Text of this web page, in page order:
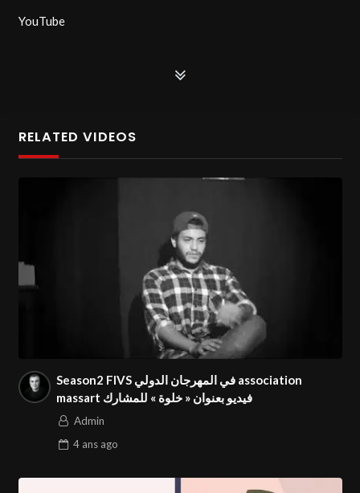
YouTube
RELATED VIDEOS
Season2 FIVS في المهرجان الدولي association
massart فيديو بعنوان « خلوة » للمشارك
Admin
4 ans ago